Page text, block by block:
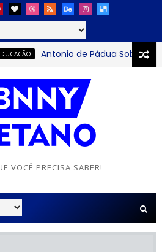
Antonio de Pádua Sobrinho: o
VOCÊ PRECISA SABER!